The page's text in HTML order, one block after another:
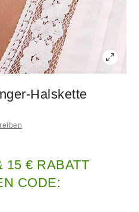
Halskette
15 € RABATT
CODE: